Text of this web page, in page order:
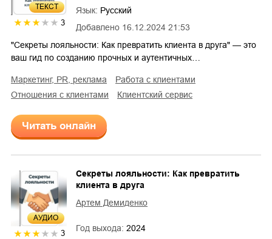
ТЕКСТ
3 Добавлено 16.12.2024 21:53
Язык: Русский
"Секреты лояльности: Как превратить клиента в друга" — это
ваш гид по созданию прочных и аутентичных…
маркетинг, PR, реклама
работа с клиентами
отношения с клиентами
клиентский сервис
Читать онлайн
AУДИО
3
Секреты лояльности: Как превратить
клиента в друга
Артем Демиденко
Год выхода: 2024